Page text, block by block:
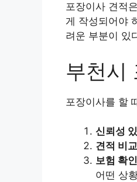
포장이사 견적
게 작성되어야
려운 부분이 있
부천시
포장이사를 할
신뢰성
견적 비
보험 확
어떤 상